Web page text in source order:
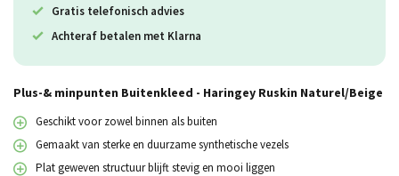
Gratis telefonisch advies
Achteraf betalen met Klarna
Plus-& minpunten Buitenkleed - Haringey Ruskin Naturel/Beige
Geschikt voor zowel binnen als buiten
Gemaakt van sterke en duurzame synthetische vezels
Plat geweven structuur blijft stevig en mooi liggen